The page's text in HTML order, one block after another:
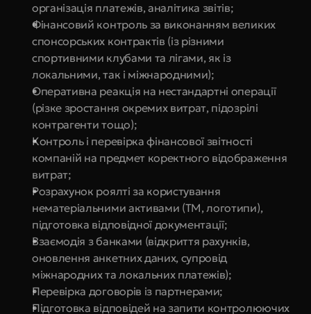
організація платежів, аналітика звітів;
Фінансовий контроль за виконанням великих
спонсорських контрактів (із різними
спортивними клубами та лігами, як із
локальними, так і міжнародними);
Оперативна реакція на нестандартні операції
(різке зростання окремих витрат, підозрілі
контрагенти тощо);
Контроль і перевірка фінансової звітності
компаній на предмет коректного відображення
витрат;
Розрахунок роялті за користування
нематеріальними активами (ТМ, логотипи),
підготовка відповідної документації;
Взаємодія з банками (відкриття рахунків,
оновлення анкетних даних, супровід
міжнародних та локальних платежів);
Перевірка договорів із партнерами;
Підготовка відповідей на запити контролюючих